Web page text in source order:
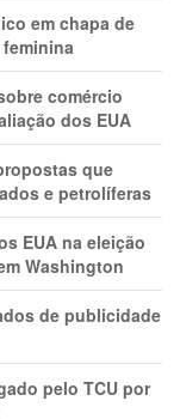
em chapa de
comércio
dos EUA
que
e petrolíferas
EUA na eleição
Washington
de publicidade
pelo TCU por